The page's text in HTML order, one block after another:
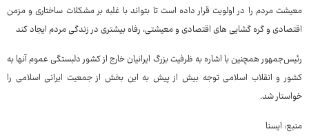
معیشت مردم را در اولویت قرار داده است تا بتواند با غلبه بر مشکلات ساختاری و مزمن
اقتصادی و گره گشایی های اقتصادی و معیشتی، رفاه بیشتری در زندگی مردم ایجاد کند
رئیس‌جمهور همچنین با اشاره به ظرفیت بزرگ ایرانیان خارج از کشور دلبستگی عموم آنها به
کشور و انقلاب اسلامی توجه بیش از پیش به این بخش از جمعیت ایرانی اسلامی را
خواستار شد.
منبع: ایسنا